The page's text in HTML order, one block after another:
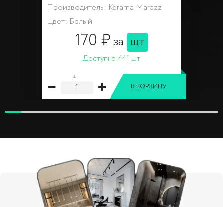
Производитель: Kerama Marazzi
Цвет: Белый
170 ₽за шт
Доступно:441 шт
шт
В КОРЗИНУ